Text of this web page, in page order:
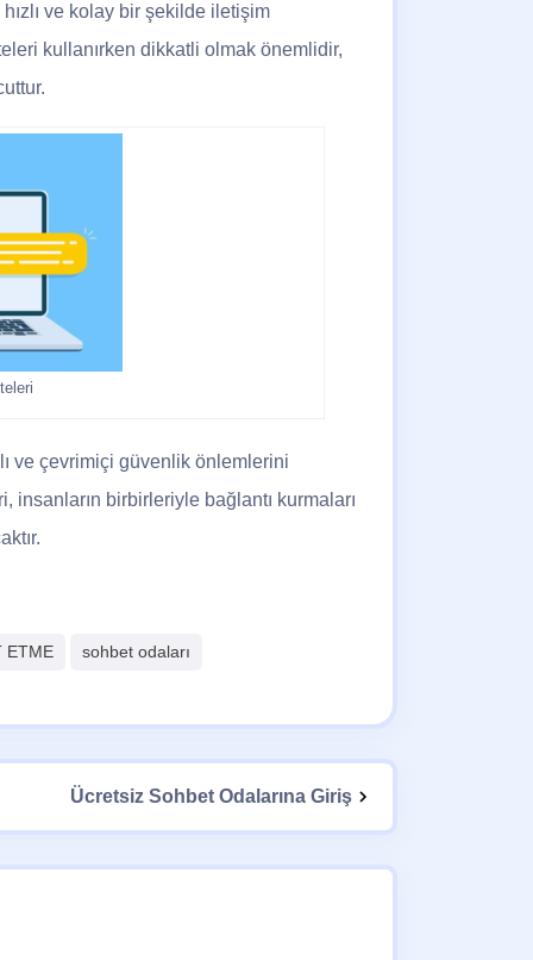
ve kolay bir şekilde iletişim
kullanırken dikkatli olmak önemlidir,
ve çevrimiçi güvenlik önlemlerini
insanların birbirleriyle bağlantı kurmaları
ETME sohbet odaları
Ücretsiz Sohbet Odalarına Giriş